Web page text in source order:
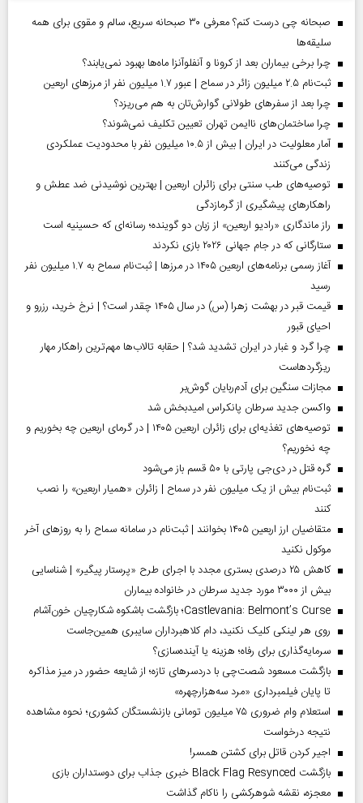
صبحانه چی درست کنم؟ معرفی ۳۰ صبحانه سریع، سالم و مقوی برای همه
سلیقه‌ها
چرا برخی بیماران بعد از کرونا و آنفلوآنزا ماه‌ها بهبود نمی‌یابند؟
ثبت‌نام ۲.۵ میلیون زائر در سماح | عبور ۱.۷ میلیون نفر از مرز‌های اربعین
چرا بعد از سفرهای طولانی گوارش‌تان به هم می‌ریزد؟
چرا ساختمان‌های ناایمن تهران تعیین تکلیف نمی‌شوند؟
آمار معلولیت در ایران | بیش از ۱۰.۵ میلیون نفر با محدودیت عملکردی
زندگی می‌کنند
توصیه‌های طب سنتی برای زائران اربعین | بهترین نوشیدنی ضد عطش و
راهکارهای پیشگیری از گرمازدگی
راز ماندگاری «رادیو اربعین» از زبان دو گوینده؛ رسانه‌ای که حسینیه است
ستارگانی که در جام جهانی ۲۰۲۶ بازی نکردند
آغاز رسمی برنامه‌های اربعین ۱۴۰۵ در مرز‌ها | ثبت‌نام سماح به ۱.۷ میلیون نفر
رسید
قیمت قبر در بهشت زهرا (س) در سال ۱۴۰۵ چقدر است؟ | نرخ خرید، رزرو و
احیای قبور
چرا گرد و غبار در ایران تشدید شد؟ | حقابه تالاب‌ها مهم‌ترین راهکار مهار
ریزگردهاست
مجازات سنگین برای آدم‌ربایان گوش‌بر
واکسن جدید سرطان پانکراس امیدبخش شد
توصیه‌های تغذیه‌ای برای زائران اربعین ۱۴۰۵ | در گرمای اربعین چه بخوریم و
چه نخوریم؟
گره قتل در دی‌جی پارتی با ۵۰ قسم باز می‌شود
ثبت‌نام بیش از یک میلیون نفر در سماح | زائران «همیار اربعین» را نصب
کنند
متقاضیان ارز اربعین ۱۴۰۵ بخوانند | ثبت‌نام در سامانه سماح را به روز‌های آخر
موکول نکنید
کاهش ۲۵ درصدی بستری مجدد با اجرای طرح «پرستار پیگیر» | شناسایی
بیش از ۳۰۰۰ مورد جدید سرطان در خانواده بیماران
Castlevania: Belmont’s Curse؛ بازگشت باشکوه شکارچیان خون‌آشام
روی هر لینکی کلیک نکنید، دام کلاهبرداران سایبری همین‌جاست
سرمایه‌گذاری برای رفاه؛ هزینه یا آینده‌سازی؟
بازگشت مسعود شصت‌چی با دردسر‌های تازه؛ از شایعه حضور در میز مذاکره
تا پایان فیلمبرداری «مرد سه‌هزارچهره»
استعلام وام ضروری ۷۵ میلیون تومانی بازنشستگان کشوری؛ نحوه مشاهده
نتیجه درخواست
اجیر کردن قاتل برای کشتن همسر!
بازگشت Black Flag Resynced خبری جذاب برای دوستداران بازی
معجزه، نقشه شوهرکشی را ناکام گذاشت